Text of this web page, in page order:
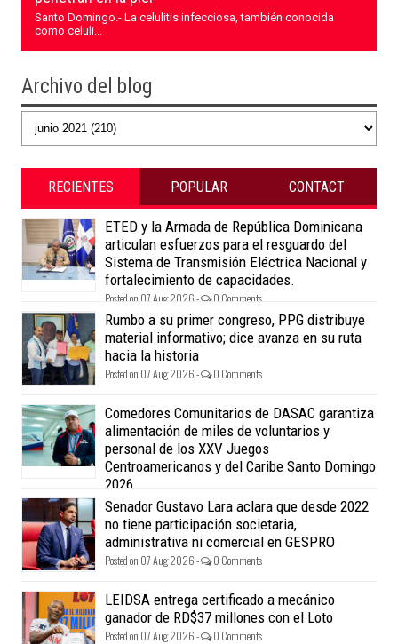
Santo Domingo.- La celulitis infecciosa, también conocida
como celuli...
Archivo del blog
RECIENTES POPULAR CONTACT
ETED y la Armada de República Dominicana
articulan esfuerzos para el resguardo del
Sistema de Transmisión Eléctrica Nacional y
fortalecimiento de capacidades.
Posted on 07 Aug 2026 - 0 Comments
Rumbo a su primer congreso, PPG distribuye
material informativo; dice avanza en su ruta
hacia la historia
Posted on 07 Aug 2026 - 0 Comments
Comedores Comunitarios de DASAC garantiza
alimentación de miles de voluntarios y
personal de los XXV Juegos
Centroamericanos y del Caribe Santo Domingo
2026
Posted on 07 Aug 2026 - 0 Comments
Senador Gustavo Lara aclara que desde 2022
no tiene participación societaria,
administrativa ni comercial en GESPRO
Posted on 07 Aug 2026 - 0 Comments
LEIDSA entrega certificado a mecánico
ganador de RD$37 millones con el Loto
Posted on 07 Aug 2026 - 0 Comments